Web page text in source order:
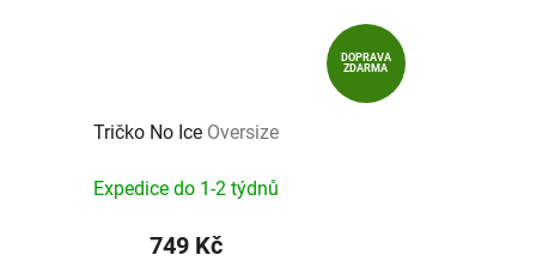
DOPRAVA
ZDARMA
Tričko No Ice Oversize
Expedice do 1-2 týdnů
749 Kč